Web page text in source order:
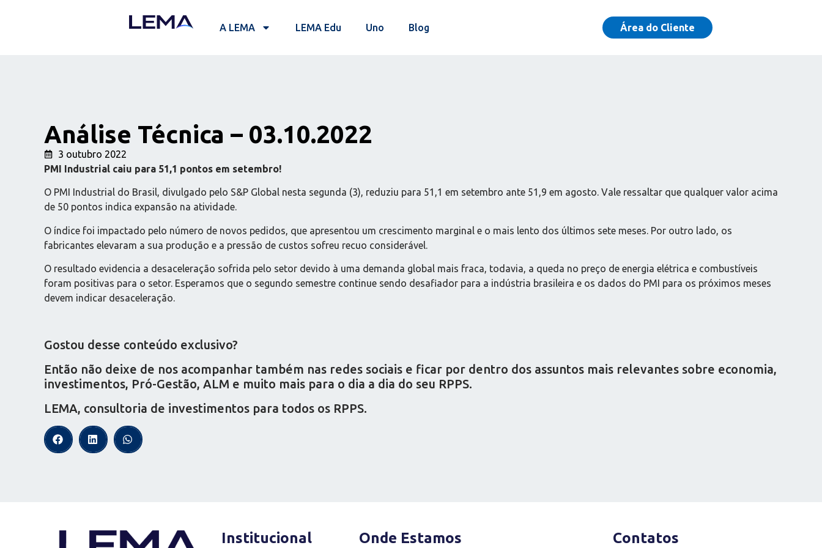
A LEMA LEMA Edu Uno Blog Área do Cliente
Análise Técnica – 03.10.2022
3 outubro 2022
PMI Industrial caiu para 51,1 pontos em setembro!
O PMI Industrial do Brasil, divulgado pelo S&P Global nesta segunda (3), reduziu para 51,1 em setembro ante 51,9 em agosto. Vale ressaltar que qualquer valor acima
de 50 pontos indica expansão na atividade.
O índice foi impactado pelo número de novos pedidos, que apresentou um crescimento marginal e o mais lento dos últimos sete meses. Por outro lado, os
fabricantes elevaram a sua produção e a pressão de custos sofreu recuo considerável.
O resultado evidencia a desaceleração sofrida pelo setor devido à uma demanda global mais fraca, todavia, a queda no preço de energia elétrica e combustíveis
foram positivas para o setor. Esperamos que o segundo semestre continue sendo desafiador para a indústria brasileira e os dados do PMI para os próximos meses
devem indicar desaceleração.
Gostou desse conteúdo exclusivo?
Então não deixe de nos acompanhar também nas redes sociais e ficar por dentro dos assuntos mais relevantes sobre economia,
investimentos, Pró-Gestão, ALM e muito mais para o dia a dia do seu RPPS.
LEMA, consultoria de investimentos para todos os RPPS.
Institucional Onde Estamos Contatos